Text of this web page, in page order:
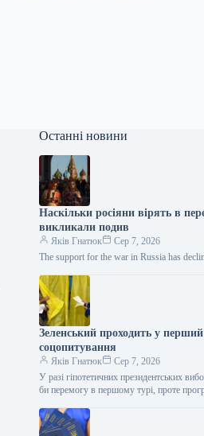
Останні новини
Наскільки росіяни вірять в
викликали подив
Яків Гнатюк
Сер 7, 2026
The support for the war in Russia has
Зеленський проходить у
соцопитування
Яків Гнатюк
Сер 7, 2026
У разі гіпотетичних президентських
би перемогу в першому турі, проте